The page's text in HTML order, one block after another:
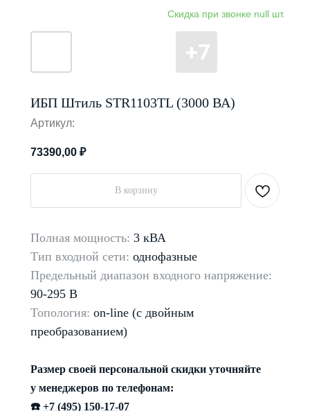
ИБП Штиль STR1103TL (3000 ВА)
Артикул:
73390,00 ₽
В корзину
Полная мощность: 3 кВА
Тип входной сети: однофазные
Предельный диапазон входного напряжение:
90-295 В
Топология: on-line (с двойным
преобразованием)
Размер своей персональной скидки уточняйте
у менеджеров по телефонам:
☎️ +7 (495) 150-17-07